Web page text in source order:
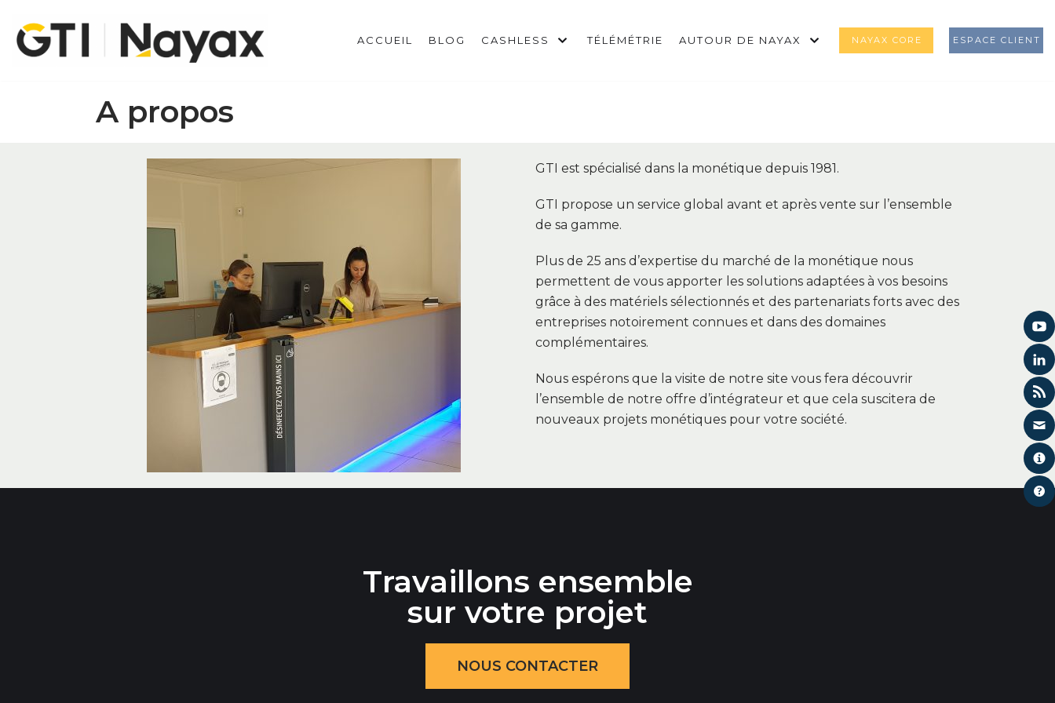
to
content
ACCUEIL BLOG CASHLESS TÉLÉMÉTRIE AUTOUR DE NAYAX NAYAX CORE ESPACE CLIENT
A propos
GTI est spécialisé dans la monétique depuis 1981.​​
GTI propose un service global avant et après vente sur l’ensemble
de sa gamme.
Plus de 25 ans d’expertise du marché de la monétique nous
permettent de vous apporter les solutions adaptées à vos besoins
grâce à des matériels sélectionnés et des partenariats forts avec des
entreprises notoirement connues et dans des domaines
complémentaires.
Nous espérons que la visite de notre site vous fera découvrir
l’ensemble de notre offre d’intégrateur et que cela suscitera de
nouveaux projets monétiques pour votre société.
Travaillons ensemble
sur votre projet
NOUS CONTACTER